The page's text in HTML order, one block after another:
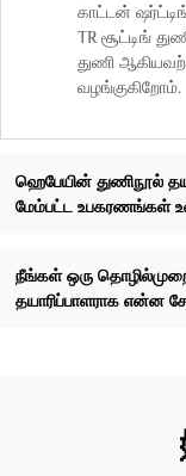
காட்டன்
TR சூட்டிங்
துணி
வழங்குகிறோம்.
ஹெபேயின் துணிநூல்
மேம்பட்ட உபகரணங்கள்
நீங்கள் ஒரு
தயாரிப்பாளராக என்ன